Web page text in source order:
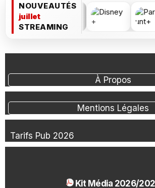
NOUVEAUTÉS
juillet
STREAMING
À Propos
Mentions Légales
Tarifs Pub 2026
Kit Média 2026/